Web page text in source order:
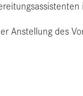
Anstellung des